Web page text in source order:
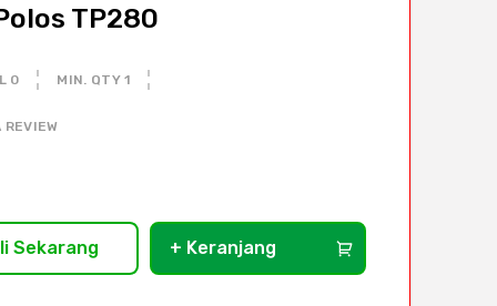
TP280
0 MIN. QTY 1
REVIEW
Sekarang + Keranjang